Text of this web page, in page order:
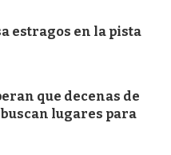
estragos en la pista
que decenas de
lugares para